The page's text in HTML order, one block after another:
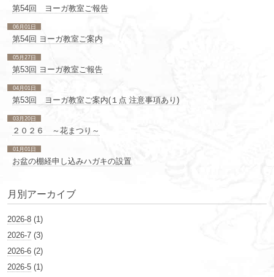
第54回 ヨーガ教室ご報告
06月01日
第54回 ヨーガ教室ご案内
05月27日
第53回 ヨーガ教室ご報告
04月01日
第53回 ヨーガ教室ご案内(１点 注意事項あり)
03月20日
２０２６ ～花まつり～
01月01日
お盆の棚経申し込みハガキの設置
月別アーカイブ
2026-8 (1)
2026-7 (3)
2026-6 (2)
2026-5 (1)